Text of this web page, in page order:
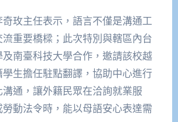
玫主任表示，語言不僅是溝通工
重要橋樑；此次特別與轄區內台
南臺科技大學合作，邀請該校越
生擔任駐點翻譯，協助中心進行
通，讓外籍民眾在洽詢就業服
動法令時，能以母語安心表達需